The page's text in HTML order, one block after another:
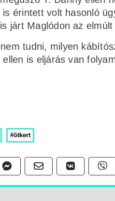
is érintett volt hasonló
járt Maglódon az
tudni, milyen
ellen is eljárás van
#ötkert